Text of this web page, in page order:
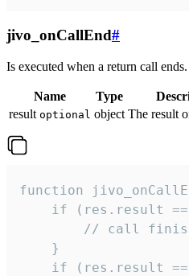
jivo_onCallEnd#
Is executed when a return call ends.
Name Type
result optional object The result
function
if (res.result
// call
    }
if (res.result